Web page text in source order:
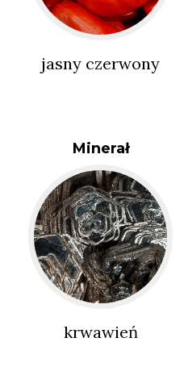
jasny czerwony
Minerał
krwawień